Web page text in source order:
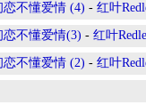
不懂爱情 (4) - 红叶
不懂爱情(3) - 红叶
不懂爱情 (2) - 红叶